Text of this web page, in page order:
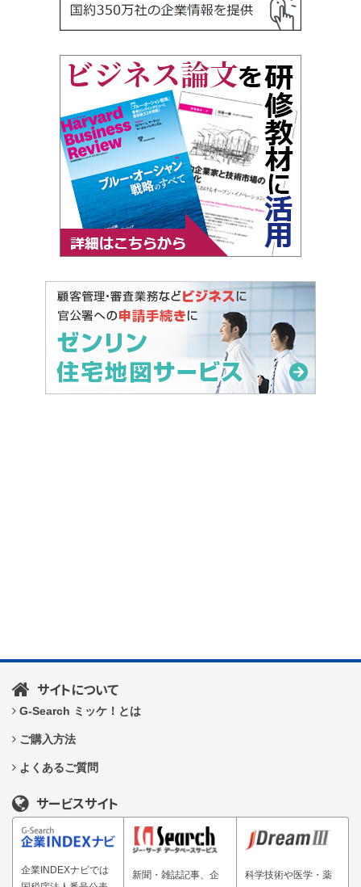
サイトについて
G-Search ミッケ！とは
ご購入方法
よくあるご質問
サービスサイト
企業INDEXナビでは
新聞・雑誌記事、企
科学技術や医学・薬